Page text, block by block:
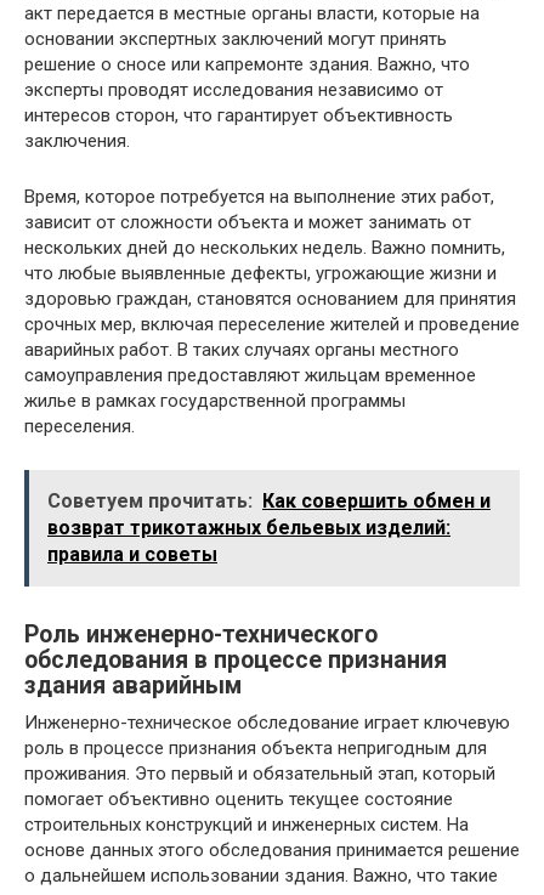
акт передается в местные органы власти, которые на
основании экспертных заключений могут принять
решение о сносе или капремонте здания. Важно, что
эксперты проводят исследования независимо от
интересов сторон, что гарантирует объективность
заключения.
Время, которое потребуется на выполнение этих работ,
зависит от сложности объекта и может занимать от
нескольких дней до нескольких недель. Важно помнить,
что любые выявленные дефекты, угрожающие жизни и
здоровью граждан, становятся основанием для принятия
срочных мер, включая переселение жителей и проведение
аварийных работ. В таких случаях органы местного
самоуправления предоставляют жильцам временное
жилье в рамках государственной программы
переселения.
Советуем прочитать: Как совершить обмен и
возврат трикотажных бельевых изделий:
правила и советы
Роль инженерно-технического
обследования в процессе признания
здания аварийным
Инженерно-техническое обследование играет ключевую
роль в процессе признания объекта непригодным для
проживания. Это первый и обязательный этап, который
помогает объективно оценить текущее состояние
строительных конструкций и инженерных систем. На
основе данных этого обследования принимается решение
о дальнейшем использовании здания. Важно, что такие